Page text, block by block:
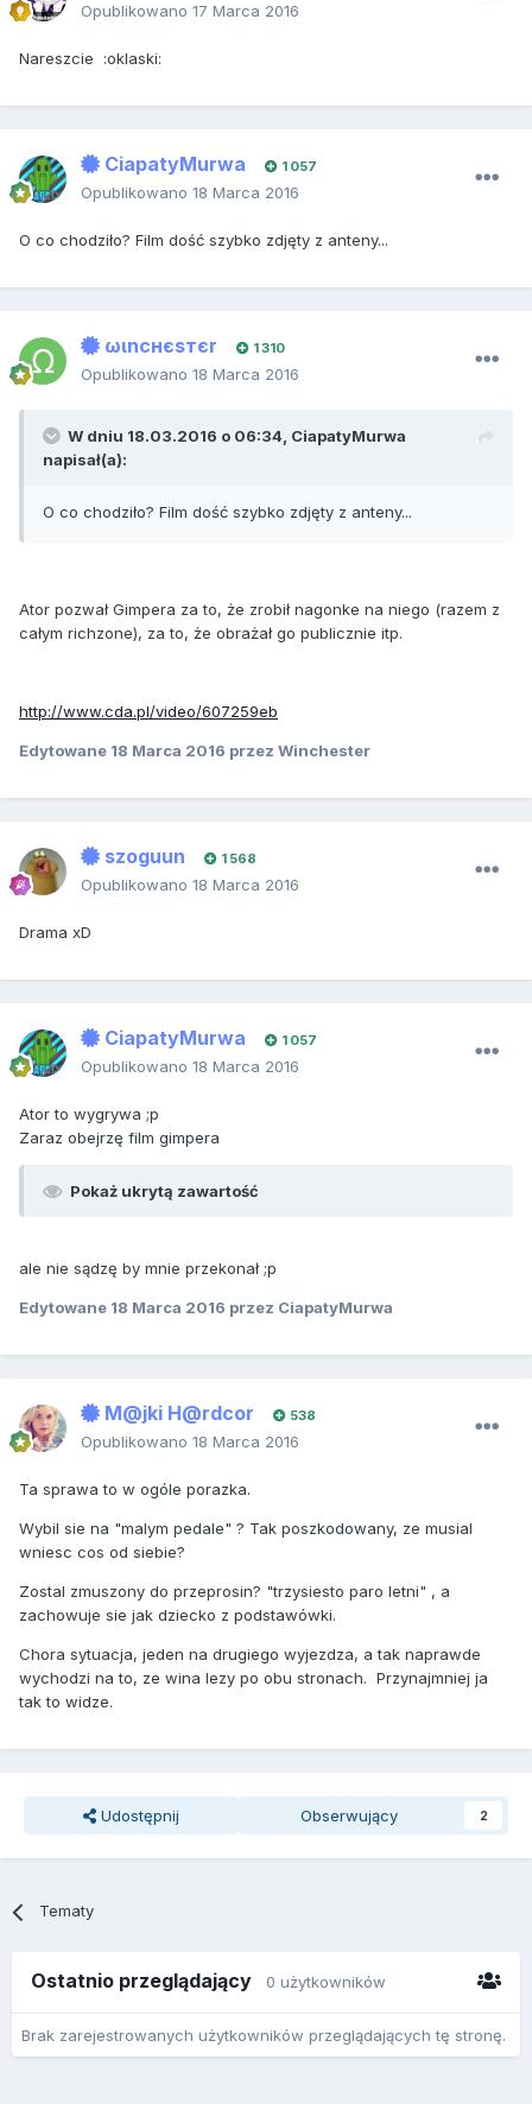
Opublikowano 17 Marca 2016
Nareszcie :oklaski:
CiapatyMurwa 1 057
Opublikowano 18 Marca 2016
O co chodziło? Film dość szybko zdjęty z anteny...
ωιncнєѕтєr 1 310
Opublikowano 18 Marca 2016
W dniu 18.03.2016 o 06:34, CiapatyMurwa
napisał(a):
O co chodziło? Film dość szybko zdjęty z anteny...
Ator pozwał Gimpera za to, że zrobił nagonke na niego (razem z
całym richzone), za to, że obrażał go publicznie itp.
http://www.cda.pl/video/607259eb
Edytowane 18 Marca 2016 przez Winchester
szoguun 1 568
Opublikowano 18 Marca 2016
Drama xD
CiapatyMurwa 1 057
Opublikowano 18 Marca 2016
Ator to wygrywa ;p
Zaraz obejrzę film gimpera
Pokaż ukrytą zawartość
ale nie sądzę by mnie przekonał ;p
Edytowane 18 Marca 2016 przez CiapatyMurwa
M@jki H@rdcor 538
Opublikowano 18 Marca 2016
Ta sprawa to w ogóle porazka.
Wybil sie na "malym pedale" ? Tak poszkodowany, ze musial
wniesc cos od siebie?
Zostal zmuszony do przeprosin? "trzysiesto paro letni" , a
zachowuje sie jak dziecko z podstawówki.
Chora sytuacja, jeden na drugiego wyjezdza, a tak naprawde
wychodzi na to, ze wina lezy po obu stronach. Przynajmniej ja
tak to widze.
Udostępnij Obserwujący 2
Tematy
Ostatnio przeglądający 0 użytkowników
Brak zarejestrowanych użytkowników przeglądających tę stronę.